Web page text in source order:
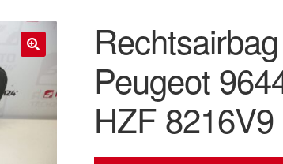
Peugeot
HZF 8216V9